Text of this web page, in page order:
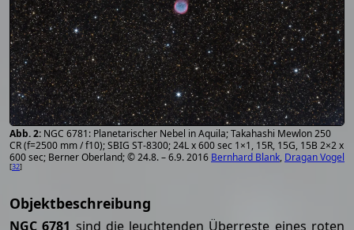
NGC 6781: Planetarischer Nebel in Aquila; Takahashi Mewlon 250
CR (f=2500 mm / f10); SBIG ST-8300; 24L x 600 sec 1×1, 15R, 15G, 15B 2×2 x
600 sec; Berner Oberland; © 24.8. – 6.9. 2016 Bernhard Blank, Dragan Vogel
[32]
Objektbeschreibung
NGC 6781 sind die leuchtenden Überreste eines roten